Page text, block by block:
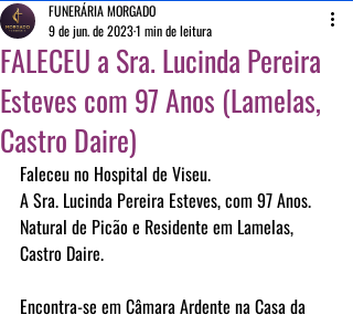
FALECEU a Sra. Lucinda Pereira
Esteves com 97 Anos (Lamelas,
Castro Daire)
FUNERÁRIA MORGADO
9 de jun. de 20231 min de leitura
Faleceu no Hospital de Viseu.
A Sra. Lucinda Pereira Esteves, com 97 Anos.
Natural de Picão e Residente em Lamelas,
Castro Daire.
Encontra-se em Câmara Ardente na Casa da